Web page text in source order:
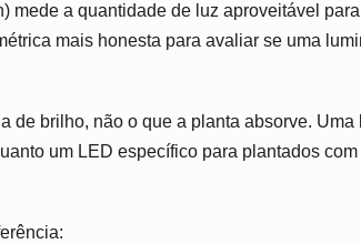
mede a quantidade de luz aproveitável
mais honesta para avaliar se uma
de brilho, não o que a planta absorve.
um LED específico para plantados